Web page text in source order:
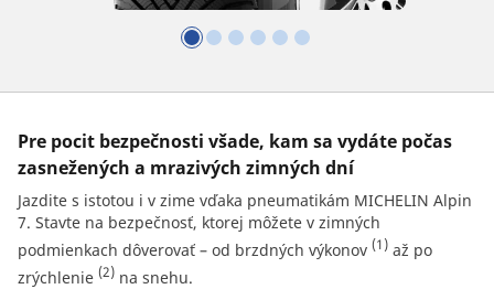
Pre pocit bezpečnosti všade, kam sa vydáte počas
zasnežených a mrazivých zimných dní
Jazdite s istotou i v zime vďaka pneumatikám MICHELIN Alpin
7. Stavte na bezpečnosť, ktorej môžete v zimných
podmienkach dôverovať – od brzdných výkonov (1) až po
zrýchlenie (2) na snehu.